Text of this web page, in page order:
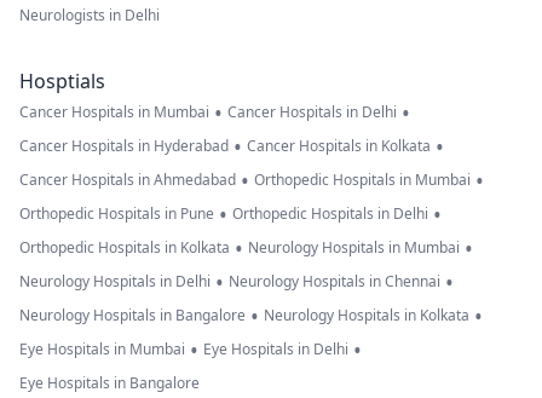
Neurologists in Delhi
Hosptials
Cancer Hospitals in Mumbai • Cancer Hospitals in Delhi •
Cancer Hospitals in Hyderabad • Cancer Hospitals in Kolkata •
Cancer Hospitals in Ahmedabad • Orthopedic Hospitals in Mumbai •
Orthopedic Hospitals in Pune • Orthopedic Hospitals in Delhi •
Orthopedic Hospitals in Kolkata • Neurology Hospitals in Mumbai •
Neurology Hospitals in Delhi • Neurology Hospitals in Chennai •
Neurology Hospitals in Bangalore • Neurology Hospitals in Kolkata •
Eye Hospitals in Mumbai • Eye Hospitals in Delhi •
Eye Hospitals in Bangalore